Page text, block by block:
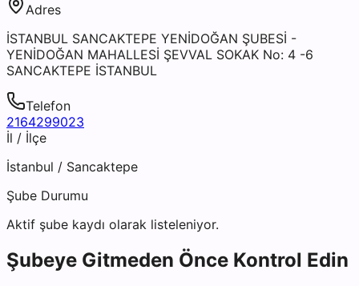
Adres
İSTANBUL SANCAKTEPE YENİDOĞAN ŞUBESİ -
YENİDOĞAN MAHALLESİ ŞEVVAL SOKAK No: 4 -6
SANCAKTEPE İSTANBUL
Telefon
2164299023
İl / İlçe
İstanbul / Sancaktepe
Şube Durumu
Aktif şube kaydı olarak listeleniyor.
Şubeye Gitmeden Önce Kontrol Edin